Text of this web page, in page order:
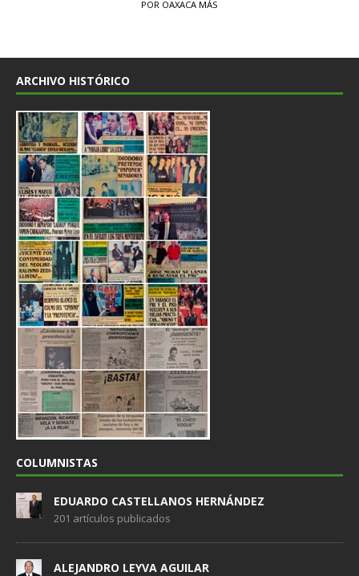
POR OAXACA MÁS
ARCHIVO HISTÓRICO
COLUMNISTAS
EDUARDO CASTELLANOS HERNÁNDEZ
201 artículos publicados
ALEJANDRO LEYVA AGUILAR